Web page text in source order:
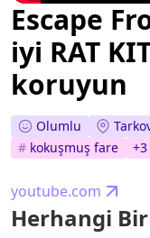
Escape
iyi RAT
koruyun
Olumlu
# kokuşmuş fare +3
youtube.com
Herhangi